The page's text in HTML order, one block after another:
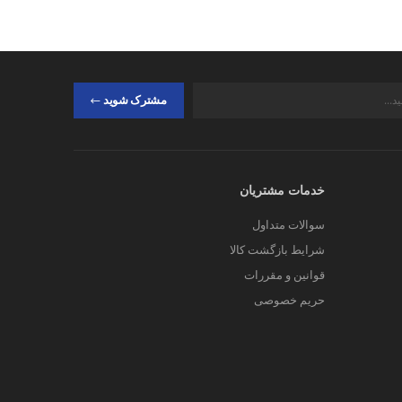
مشترک شوید
خدمات مشتریان
سوالات متداول
شرایط بازگشت کالا
قوانین و مقررات
حریم خصوصی